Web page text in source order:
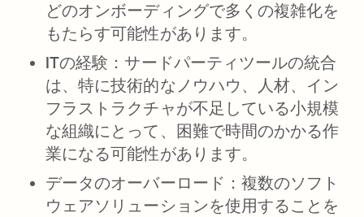
どのオンボーディングで多くの複雑化を
もたらす可能性があります。
ITの経験： サードパーティツールの統合
は、特に技術的なノウハウ、人材、イン
フラストラクチャが不足している小規模
な組織にとって、困難で時間のかかる作
業になる可能性があります。
データのオーバーロード： 複数のソフト
ウェアソリューションを使用することを